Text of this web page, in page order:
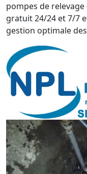
pompes de
gratuit 24/24 et 7/7
gestion optimale